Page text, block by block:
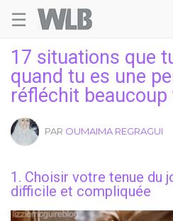
☰
17 situations que
quand tu es une
réfléchit beaucoup
PAR OUMAIMA REGRAGUI
1. Choisir votre tenue du
difficile et compliquée